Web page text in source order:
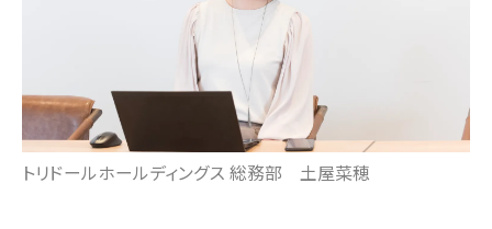
トリドールホールディングス 総務部 土屋菜穂